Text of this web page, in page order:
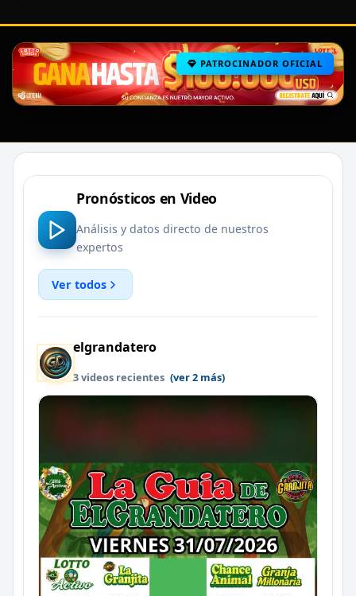
PATROCINADOR OFICIAL
Pronósticos en Video
Análisis y datos directo de nuestros
expertos
Ver todos
elgrandatero
3 videos recientes (ver 2 más)